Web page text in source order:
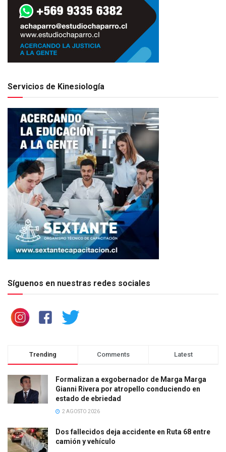
Servicios de Kinesiología
Síguenos en nuestras redes sociales
Trending Comments Latest
Formalizan a exgobernador de Marga Marga
Gianni Rivera por atropello conduciendo en
estado de ebriedad
2 AGOSTO 2026
Dos fallecidos deja accidente en Ruta 68 entre
camión y vehículo